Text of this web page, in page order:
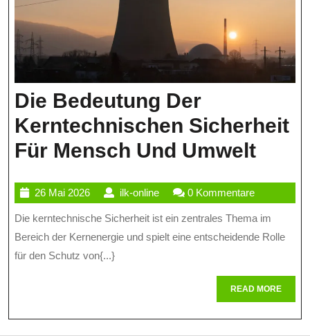
Die Bedeutung Der
Kerntechnischen Sicherheit
Für Mensch Und UmweltDie
Der
Für
Und
26 Mai 202626
Mai
2026
ilk-onlineilk-
online
0 Kommentare
Die kerntechnische Sicherheit ist ein zentrales Thema im
Bereich der Kernenergie und spielt eine entscheidende Rolle
für den Schutz von{...}
READ MOREREAD
MORE